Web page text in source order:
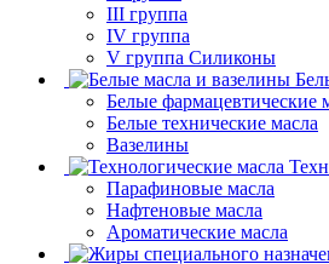
III группа
IV группа
V группа Силиконы
Белые фармацевтические
Белые технические масла
Вазелины
Парафиновые масла
Нафтеновые масла
Ароматические масла